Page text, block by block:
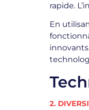
rapide.
En
2.